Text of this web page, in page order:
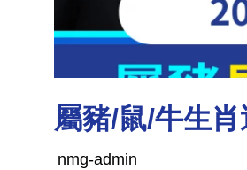
屬豬/鼠/牛生
nmg-admin